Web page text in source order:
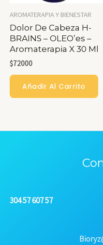
AROMATERAPIA Y BIENESTAR
Dolor De Cabeza H-
BRAINS – OLEO’es –
Aromaterapia X 30 Ml
$72000
Añadir Al Carrito
304 57 607 57